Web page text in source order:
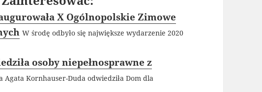
X Ogólnopolskie Zimowe
W środę odbyło się największe wydarzenie 2020
osoby niepełnosprawne z
Agata Kornhauser-Duda odwiedziła Dom dla